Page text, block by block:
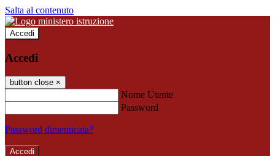
Salta al contenuto
Accedi
Accedi
button close ×
Nome Utente
Password
Password dimenticata?